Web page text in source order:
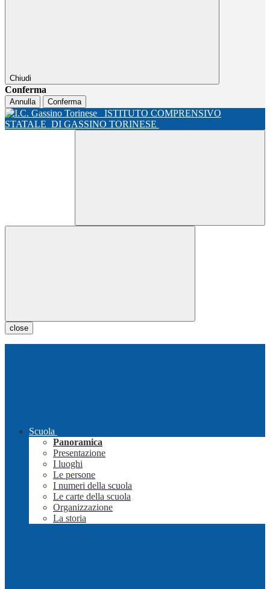
Chiudi
Conferma
Annulla Conferma
ISTITUTO COMPRENSIVO
STATALE DI GASSINO TORINESE
close
Scuola
Panoramica
Presentazione
I luoghi
Le persone
I numeri della scuola
Le carte della scuola
Organizzazione
La storia